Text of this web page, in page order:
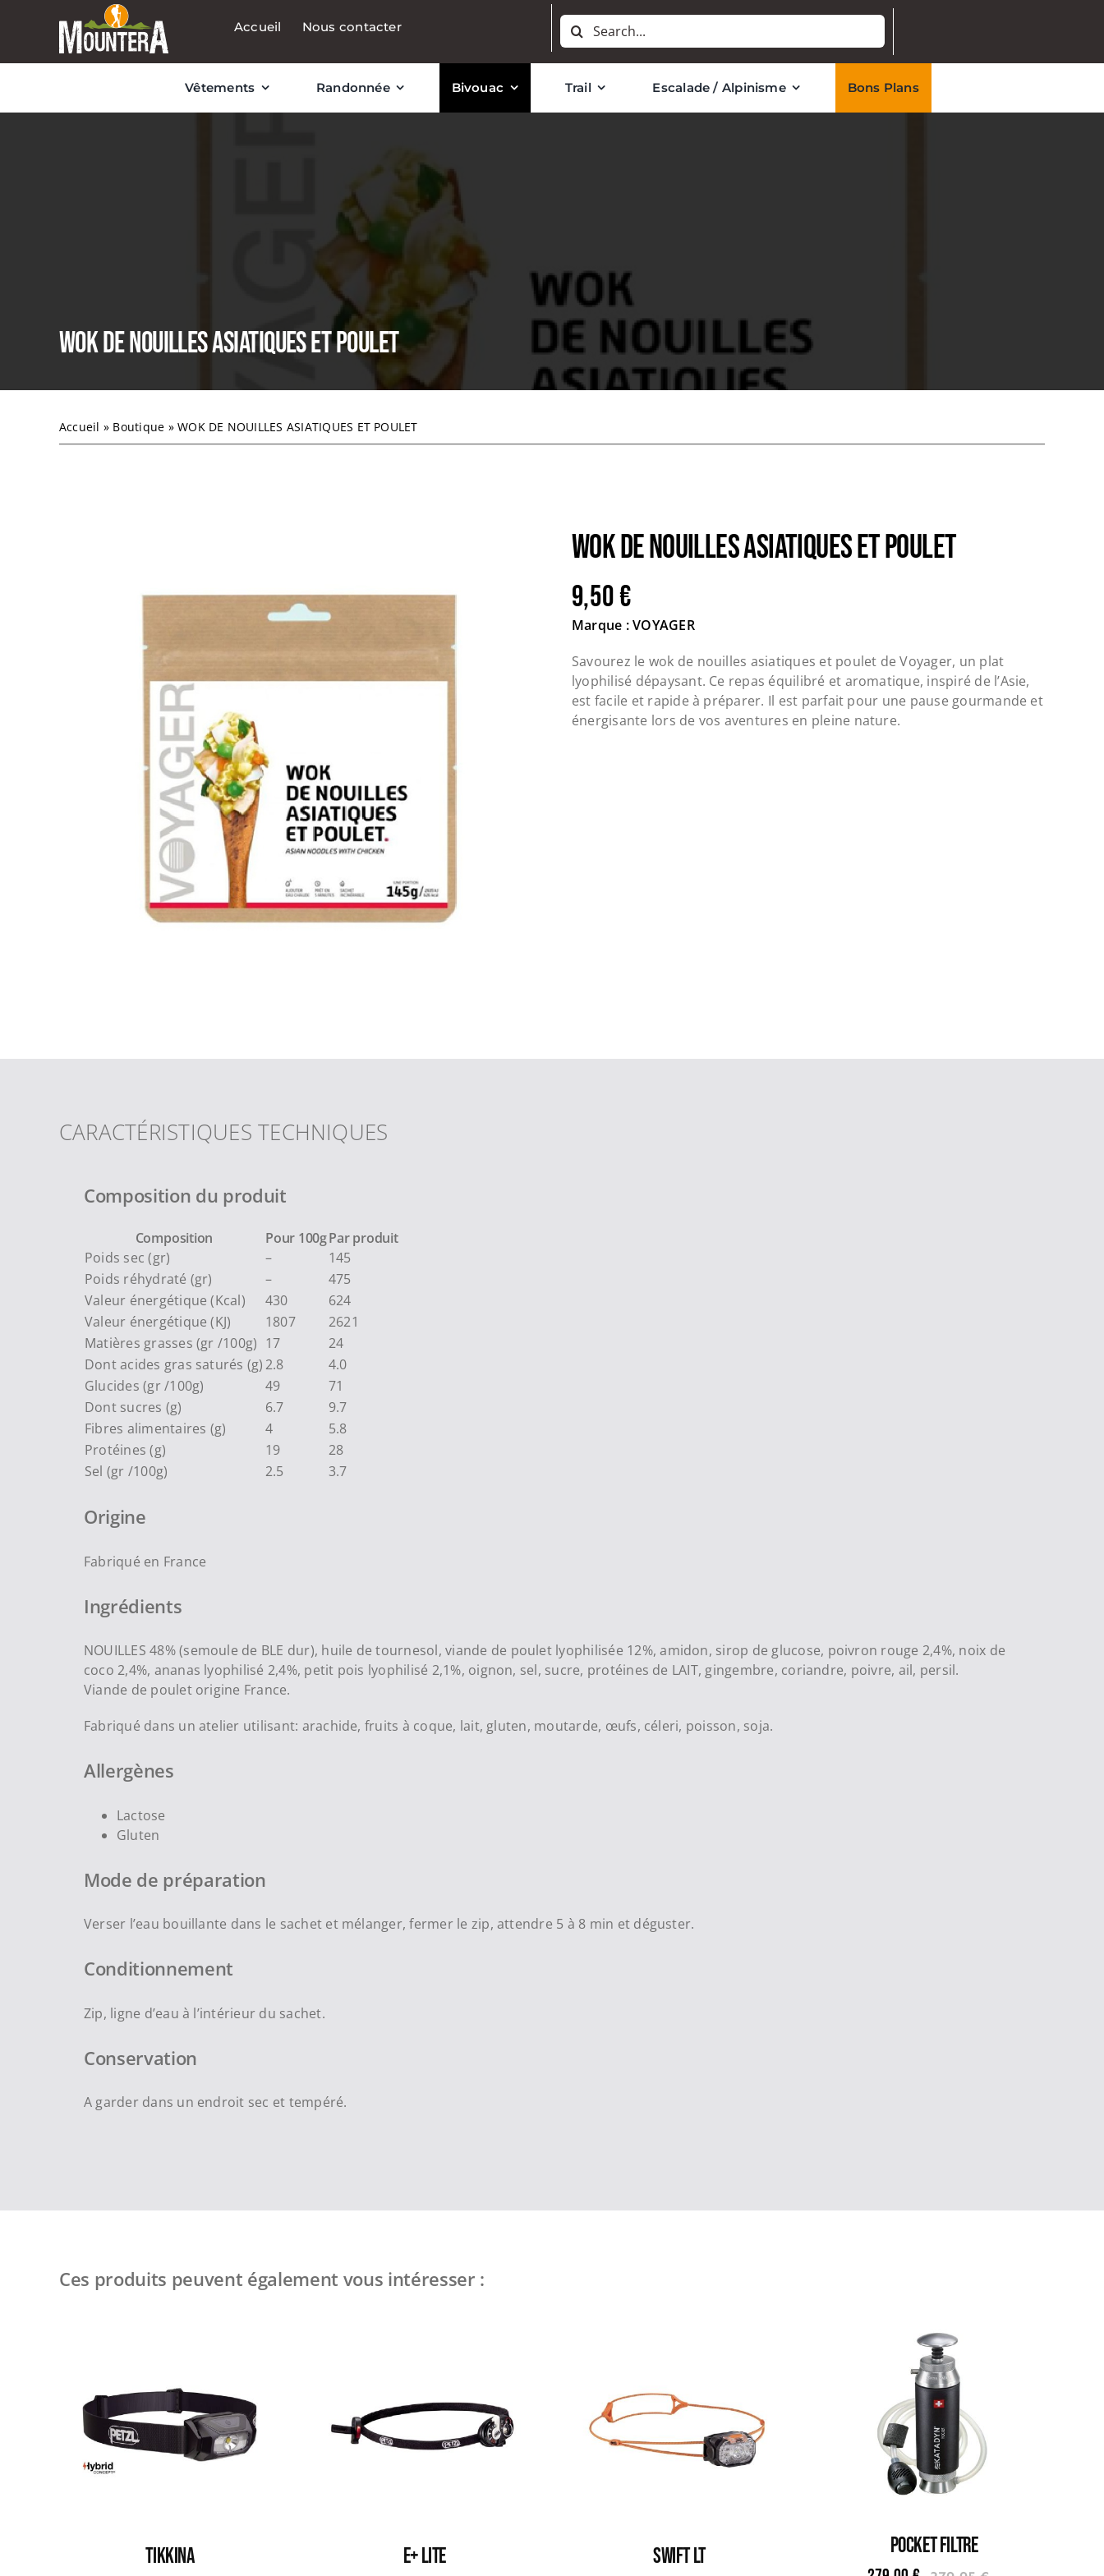
Accueil Nous contacter Rechercher:
Vêtements Randonnée Bivouac Trail Escalade / Alpinisme Bons Plans
WOK DE NOUILLES ASIATIQUES ET POULET
Accueil » Boutique »WOK DE NOUILLES ASIATIQUES ET POULET
WOK DE NOUILLES ASIATIQUES ET POULET
9,50€
Marque : VOYAGER
Savourez le wok de nouilles asiatiques et poulet de Voyager, un plat
lyophilisé dépaysant. Ce repas équilibré et aromatique, inspiré de l’Asie,
est facile et rapide à préparer. Il est parfait pour une pause gourmande et
énergisante lors de vos aventures en pleine nature.
CARACTÉRISTIQUES TECHNIQUES
Composition du produit
Composition Pour 100gPar produit
Poids sec (gr)
–
145
Poids réhydraté (gr)
–
475
Valeur énergétique (Kcal)
430
624
Valeur énergétique (KJ)
1807
2621
Matières grasses (gr /100g) 17
24
Dont acides gras saturés (g)2.8
4.0
Glucides (gr /100g)
49
71
Dont sucres (g)
6.7
9.7
Fibres alimentaires (g)
4
5.8
Protéines (g)
19
28
Sel (gr /100g)
2.5 3.7
Origine
Fabriqué en France
Ingrédients
NOUILLES 48% (semoule de BLE dur), huile de tournesol, viande de poulet lyophilisée 12%, amidon, sirop de glucose, poivron rouge 2,4%, noix de
coco 2,4%, ananas lyophilisé 2,4%, petit pois lyophilisé 2,1%, oignon, sel, sucre, protéines de LAIT, gingembre, coriandre, poivre, ail, persil.
Viande de poulet origine France.
Fabriqué dans un atelier utilisant: arachide, fruits à coque, lait, gluten, moutarde, œufs, céleri, poisson, soja.
Allergènes
Lactose
Gluten
Mode de préparation
Verser l’eau bouillante dans le sachet et mélanger, fermer le zip, attendre 5 à 8 min et déguster.
Conditionnement
Zip, ligne d’eau à l’intérieur du sachet.
Conservation
A garder dans un endroit sec et tempéré.
Ces produits peuvent également vous intéresser :
TIKKINA E+ LITE SWIFT LT POCKET FILTRE